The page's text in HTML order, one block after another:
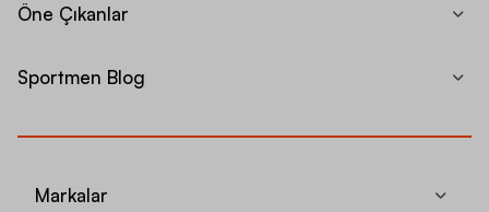
Öne Çıkanlar
Sportmen Blog
Markalar